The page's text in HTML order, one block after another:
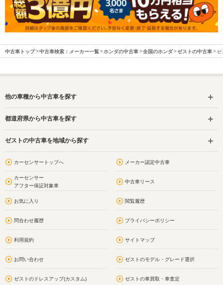
中古車トップ 中古車検索：メーカー一覧 ホンダの中古車 全国のホンダ ゼストの中古車 ゼ
他の車種から中古車を探す
都道府県から中古車を探す
ゼストの中古車を地域から探す
カーセンサートップへ メーカー認定中古車
カーセンサー
アフター保証対象車
中古車リース
お気に入り 閲覧履歴
問合わせ履歴 プライバシーポリシー
利用規約 サイトマップ
お問い合わせ ゼストのモデル・グレード選択
ゼストのドレスアップ(カスタム) ゼストの車買取・車査定